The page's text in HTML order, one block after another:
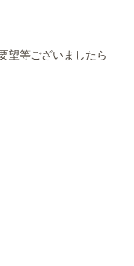
望等ございましたら